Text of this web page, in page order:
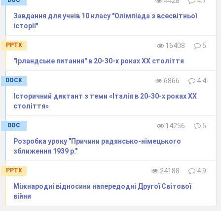
загальний хід Першої світової війни
Завдання для учнів 10 класу "Олімпіада з всесвітньої
історії"
PPTX 16408
5
"Ірландське питання" в 20-30-х роках ХХ століття
DOCX 6866
4.4
Історичний диктант з теми «Італія в 20-30-х роках ХХ
століття»
DOC 14256
5
Розробка уроку "Причини радянсько-німецького
зближення 1939 р."
PPTX 24188
4.9
Міжнародні відносини напередодні Другої Світової
війни